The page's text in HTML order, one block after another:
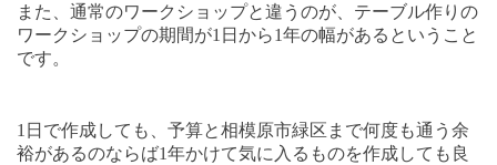
また、通常のワークショップと違うのが、テーブル作りの
ワークショップの期間が1 日から1年の幅があるということ
です。
1 日で作成しても、予算と相模原市緑区まで何度も通う余
裕があるのならば1年かけて気に入るものを作成しても良